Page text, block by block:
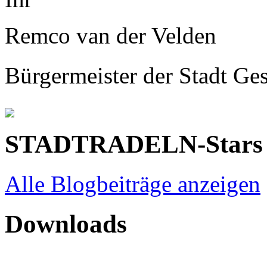
Remco van der Velden
Bürgermeister der Stadt
STADTRADELN-Stars
Alle Blogbeiträge anzeigen
Downloads